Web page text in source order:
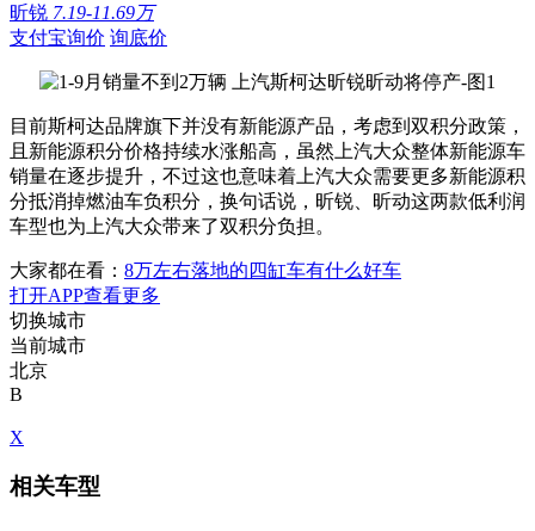
昕锐 7.19-11.69万
支付宝询价 询底价
目前斯柯达品牌旗下并没有新能源产品，考虑到双积分政策，
且新能源积分价格持续水涨船高，虽然上汽大众整体新能源车
销量在逐步提升，不过这也意味着上汽大众需要更多新能源积
分抵消掉燃油车负积分，换句话说，昕锐、昕动这两款低利润
车型也为上汽大众带来了双积分负担。
大家都在看： 8万左右落地的四缸车有什么好车
打开APP查看更多
切换城市
当前城市
北京
B
X
相关车型